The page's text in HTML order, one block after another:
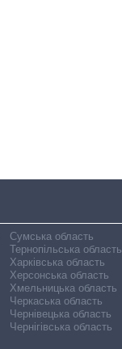
Сумська область
Тернопільська область
Харківська область
Херсонська область
Хмельницька область
Черкаська область
Чернівецька область
Чернігівська область